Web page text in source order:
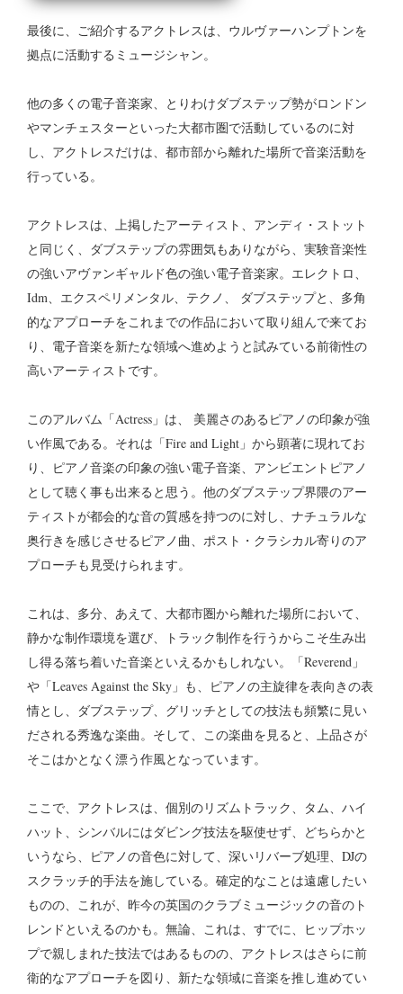
最後に、ご紹介するアクトレスは、ウルヴァーハンプトンを
拠点に活動するミュージシャン。
他の多くの電子音楽家、とりわけダブステップ勢がロンドン
やマンチェスターといった大都市圏で活動しているのに対
し、アクトレスだけは、都市部から離れた場所で音楽活動を
行っている。
アクトレスは、上掲したアーティスト、アンディ・ストット
と同じく、ダブステップの雰囲気もありながら、実験音楽性
の強いアヴァンギャルド色の強い電子音楽家。エレクトロ、
Idm、エクスペリメンタル、テクノ、 ダブステップと、多角
的なアプローチをこれまでの作品において取り組んで来てお
り、電子音楽を新たな領域へ進めようと試みている前衛性の
高いアーティストです。
このアルバム「Actress」は、 美麗さのあるピアノの印象が強
い作風である。それは「Fire and Light」から顕著に現れてお
り、ピアノ音楽の印象の強い電子音楽、アンビエントピアノ
として聴く事も出来ると思う。他のダブステップ界隈のアー
ティストが都会的な音の質感を持つのに対し、ナチュラルな
奥行きを感じさせるピアノ曲、ポスト・クラシカル寄りのア
プローチも見受けられます。
これは、多分、あえて、大都市圏から離れた場所において、
静かな制作環境を選び、トラック制作を行うからこそ生み出
し得る落ち着いた音楽といえるかもしれない。「Reverend」
や「Leaves Against the Sky」も、ピアノの主旋律を表向きの表
情とし、ダブステップ、グリッチとしての技法も頻繁に見い
だされる秀逸な楽曲。そして、この楽曲を見ると、上品さが
そこはかとなく漂う作風となっています。
ここで、アクトレスは、個別のリズムトラック、タム、ハイ
ハット、シンバルにはダビング技法を駆使せず、どちらかと
いうなら、ピアノの音色に対して、深いリバーブ処理、DJの
スクラッチ的手法を施している。確定的なことは遠慮したい
ものの、これが、昨今の英国のクラブミュージックの音のト
レンドといえるのかも。無論、これは、すでに、ヒップホッ
プで親しまれた技法ではあるものの、アクトレスはさらに前
衛的なアプローチを図り、新たな領域に音楽を推し進めてい